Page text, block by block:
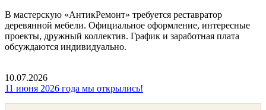
В мастерскую «АнтикРемонт» требуется реставратор
деревянной мебели. Официальное оформление, интересные
проекты, дружный коллектив. График и заработная плата
обсуждаются индивидуально.
10.07.2026
11 июня 2026 года мы открылись!